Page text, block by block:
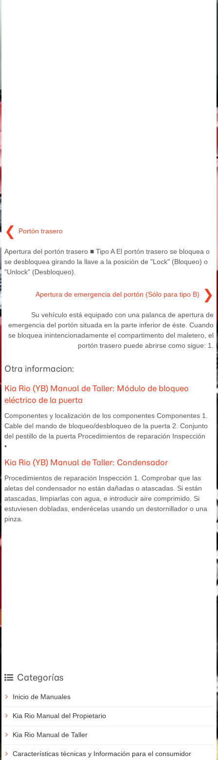
❮ Portón trasero
Apertura del portón trasero ■ Tipo A El portón trasero se bloquea o
se desbloquea girando la llave a la posición de "Lock" (Bloqueo) o
"Unlock" (Desbloqueo).
Apertura de emergencia del portón (Sólo para tipo B) ❯
Su vehículo está equipado con una palanca de apertura de
emergencia del portón situada en la parte inferior de éste. Cuando
se bloquea inintencionadamente el compartimento del maletero, el
portón trasero puede abrirse como sigue: 1.
Otra informacion:
Kia Rio (YB) Manual de Taller: Módulo de bloqueo
eléctrico de la puerta
Componentes y localización de los componentes Componentes 1.
Cable del mando de bloqueo/desbloqueo de la puerta 2. Conjunto
del pestillo de la puerta Procedimientos de reparación Inspección
•
Kia Rio (YB) Manual de Taller: Condensador
Procedimientos de reparación Inspección 1. Comprobar que las
aletas del condensador no están dañadas o atascadas. Si están
atascadas, limpiarlas con agua, e introducir aire comprimido. Si
estuviesen dobladas, enderécelas usando un destornillador o una
pinza.
Categorías
Inicio de Manuales
Kia Rio Manual del Propietario
Kia Rio Manual de Taller
Características técnicas y Información para el consumidor